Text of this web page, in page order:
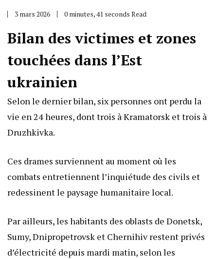
3 mars 2026 0 minutes, 41 seconds Read
Bilan des victimes et zones
touchées dans l’Est
ukrainien
Selon le dernier bilan, six personnes ont perdu la
vie en 24 heures, dont trois à Kramatorsk et trois à
Druzhkivka.
Ces drames surviennent au moment où les
combats entretiennent l’inquiétude des civils et
redessinent le paysage humanitaire local.
Par ailleurs, les habitants des oblasts de Donetsk,
Sumy, Dnipropetrovsk et Chernihiv restent privés
d’électricité depuis mardi matin, selon les